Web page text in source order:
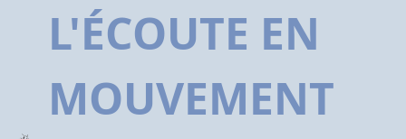
L'ÉCOUTE EN
MOUVEMENT